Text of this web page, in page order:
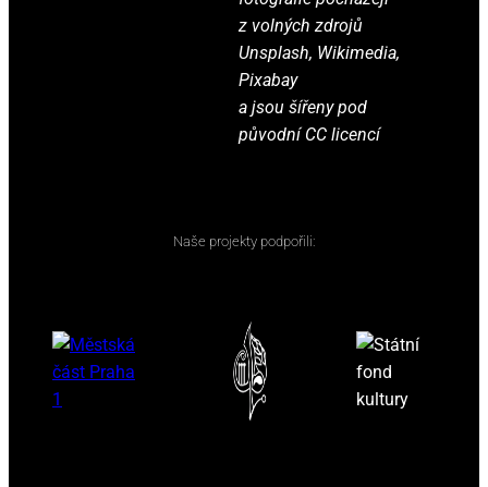
z volných zdrojů
Unsplash, Wikimedia,
Pixabay
a jsou šířeny pod
původní CC licencí
Naše projekty podpořili: